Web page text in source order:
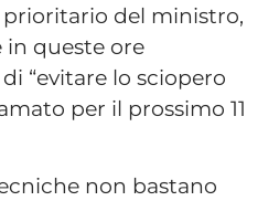
prioritario del ministro,
in queste ore
“evitare lo sciopero
per il prossimo 11
non bastano